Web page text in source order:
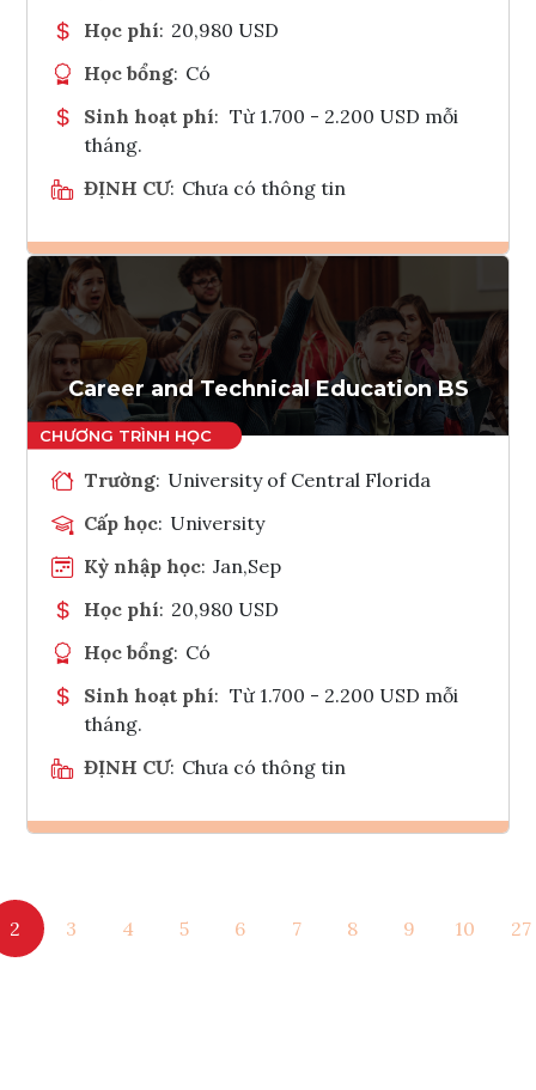
Học phí: 20,980 USD
Học bổng: Có
Sinh hoạt phí: Từ 1.700 - 2.200 USD mỗi
tháng.
ĐỊNH CƯ: Chưa có thông tin
Ghi danh
Tham vấn Interlink
Career and Technical Education BS
Trường: University of Central Florida
Cấp học: University
Kỳ nhập học: Jan,Sep
Học phí: 20,980 USD
Học bổng: Có
Sinh hoạt phí: Từ 1.700 - 2.200 USD mỗi
tháng.
ĐỊNH CƯ: Chưa có thông tin
Tham vấn Interlink
2 3 4 5 6 7 8 9 10 27